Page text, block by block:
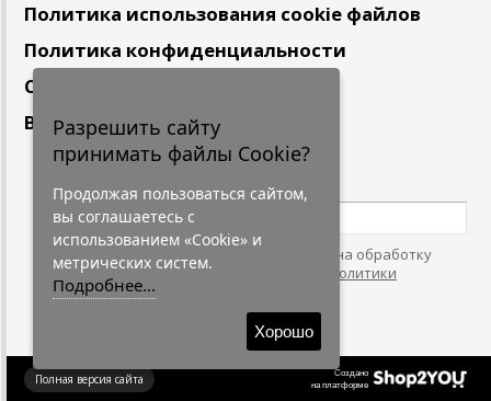
Политика использования cookie файлов
Политика конфиденциальности
Сотрудничество
Вакансии
Подпишитесь
Нажимая на кнопку, я даю согласие на обработку
персональных данных. С условиями
"Политики
Конфидециальности"
Создано
на платформе
Полная версия сайта
Разрешить сайту
принимать файлы Cookie?
Продолжая пользоваться сайтом,
вы соглашаетесь с
использованием «Cookie» и
метрических систем.
Подробнее...
Хорошо